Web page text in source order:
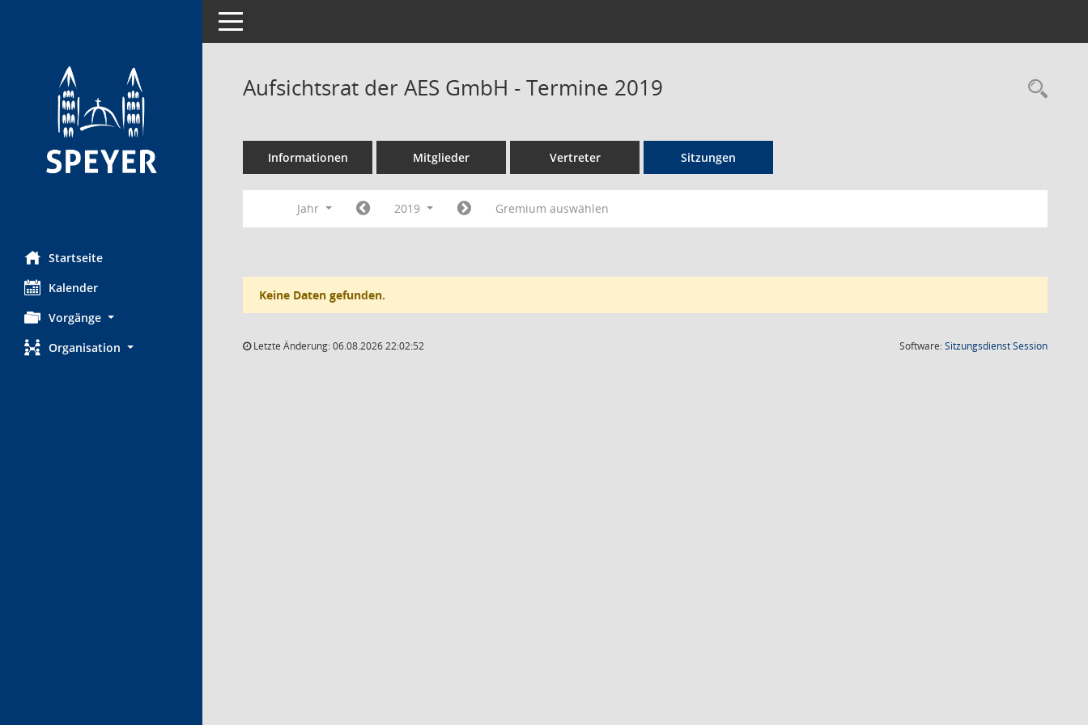
Startseite
Kalender
Vorgänge
Organisation
Toggle navigation
Aufsichtsrat der AES GmbH - Termine 2019
Informationen Mitglieder Vertreter Sitzungen
Jahr 2019 Gremium auswählen
Keine Daten gefunden.
Letzte Änderung: 06.08.2026 22:02:52 Software:SitzungsdienstSession(Wird in